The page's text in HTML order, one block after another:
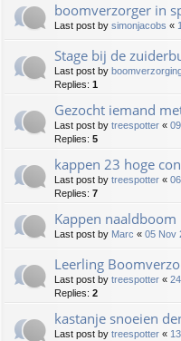
boomverzorger in
Last post by simonjacobs «
Stage bij de
Last post by
Replies: 1
Gezocht iemand
Last post by treespotter «
Replies: 5
kappen 23 hoge
Last post by treespotter «
Replies: 7
Kappen
Last post by Marc « 05 Nov
Leerling
Last post by treespotter «
Replies: 2
kastanje snoeien
Last post by treespotter «